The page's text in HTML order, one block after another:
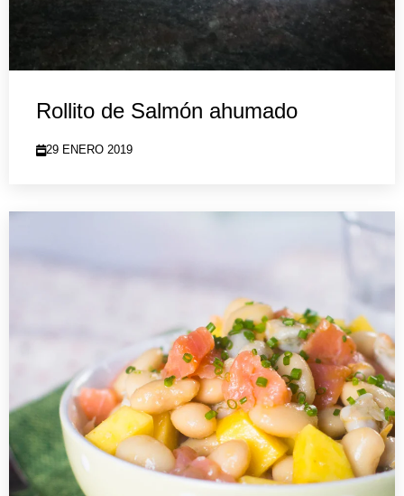
Rollito de Salmón ahumado
29 ENERO 2019